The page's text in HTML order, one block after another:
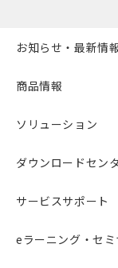
お知らせ・最新情
商品情報
ソリューション
ダウンロードセンタ
サービスサポート
eラーニング・セミ